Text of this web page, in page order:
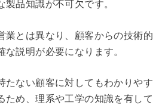
品知識が不可欠です。
業とは異なり、顧客からの技術的
な説明が必要になります。
たない顧客に対してもわかりやす
ため、理系や工学の知識を有して